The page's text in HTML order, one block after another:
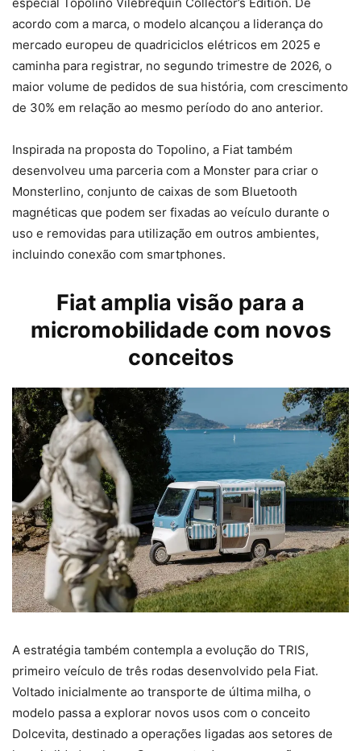
especial Topolino Vilebrequin Collector’s Edition. De
acordo com a marca, o modelo alcançou a liderança do
mercado europeu de quadriciclos elétricos em 2025 e
caminha para registrar, no segundo trimestre de 2026, o
maior volume de pedidos de sua história, com crescimento
de 30% em relação ao mesmo período do ano anterior.
Inspirada na proposta do Topolino, a Fiat também
desenvolveu uma parceria com a Monster para criar o
Monsterlino, conjunto de caixas de som Bluetooth
magnéticas que podem ser fixadas ao veículo durante o
uso e removidas para utilização em outros ambientes,
incluindo conexão com smartphones.
Fiat amplia visão para a
micromobilidade com novos
conceitos
A estratégia também contempla a evolução do TRIS,
primeiro veículo de três rodas desenvolvido pela Fiat.
Voltado inicialmente ao transporte de última milha, o
modelo passa a explorar novos usos com o conceito
Dolcevita, destinado a operações ligadas aos setores de